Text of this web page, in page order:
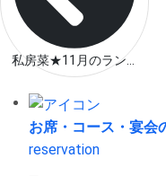
私房菜★11月のラン...
お席・コース・宴会
reservation